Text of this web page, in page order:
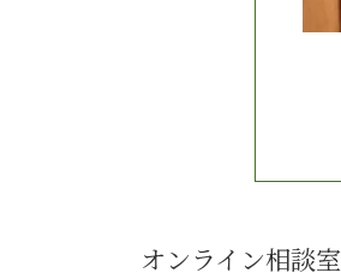
オンライン相談室